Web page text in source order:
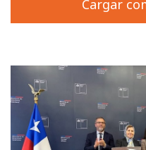
Cargar